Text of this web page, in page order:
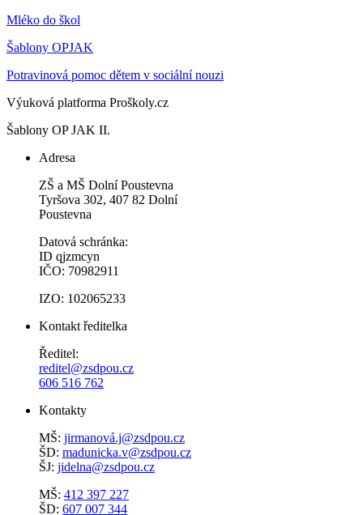
Mléko do škol
Šablony OPJAK
Potravinová pomoc dětem v sociální nouzi
Výuková platforma Proškoly.cz
Šablony OP JAK II.
Adresa
ZŠ a MŠ Dolní Poustevna
Tyršova 302, 407 82 Dolní
Poustevna
Datová schránka:
ID qjzmcyn
IČO: 70982911
IZO: 102065233
Kontakt ředitelka
Ředitel:
reditel@zsdpou.cz
606 516 762
Kontakty
MŠ: jirmanová.j@zsdpou.cz
ŠD: madunicka.v@zsdpou.cz
ŠJ: jidelna@zsdpou.cz
MŠ: 412 397 227
ŠD: 607 007 344